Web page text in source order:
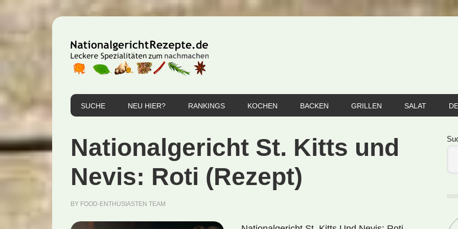
Hauptnavigation
SUCHE NEU HIER? RANKINGS KOCHEN BACKEN GRILLEN SALAT
Nationalgericht St. Kitts und
Nevis: Roti (Rezept)
BY FOOD-ENTHUSIASTEN TEAM